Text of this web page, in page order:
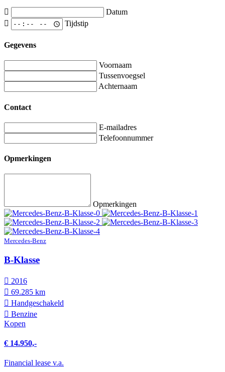
Datum
Tijdstip
Gegevens
Voornaam
Tussenvoegsel
Achternaam
Contact
E-mailadres
Telefoonnummer
Opmerkingen
Opmerkingen
Mercedes-Benz
B-Klasse
2016
69.285 km
Hand­geschakeld
Benzine
Kopen
€ 14.950,-
Financial lease v.a.